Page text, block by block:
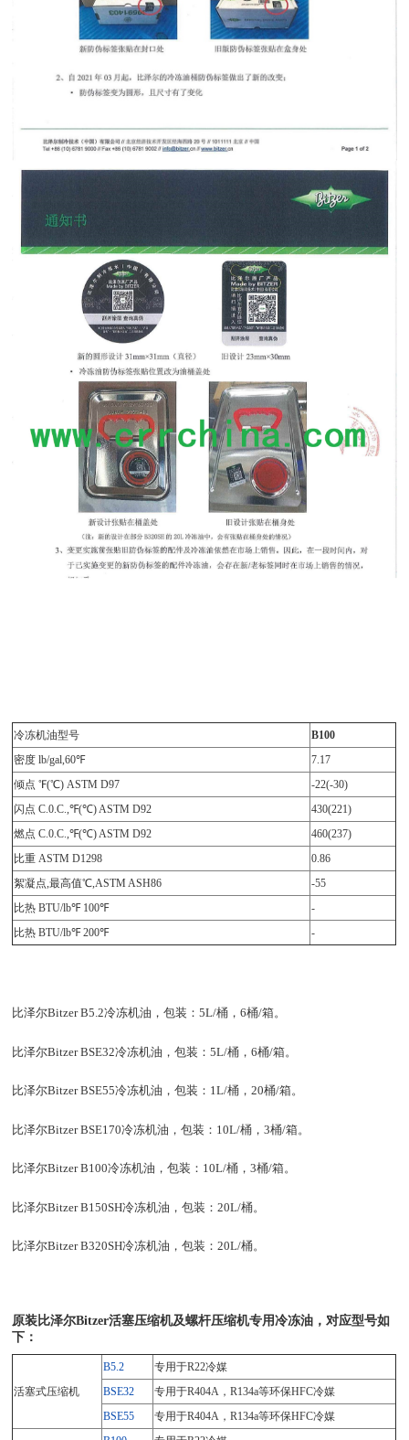
冷冻机油型号
B100
密度 lb/gal,60℉
7.17
倾点 ℉(℃) ASTM D97
-22(-30)
闪点 C.0.C.,℉(℃) ASTM D92
430(221)
燃点 C.0.C.,℉(℃) ASTM D92
460(237)
比重 ASTM D1298
0.86
絮凝点,最高值℃,ASTM ASH86
-55
比热 BTU/lb℉ 100℉
-
比热 BTU/lb℉ 200℉
-
比泽尔Bitzer B5.2冷冻机油，包装：5L/桶，6桶/箱。
比泽尔Bitzer BSE32冷冻机油，包装：5L/桶，6桶/箱。
比泽尔Bitzer BSE55冷冻机油，包装：1L/桶，20桶/箱。
比泽尔Bitzer BSE170冷冻机油，包装：10L/桶，3桶/箱。
比泽尔Bitzer B100冷冻机油，包装：10L/桶，3桶/箱。
比泽尔Bitzer B150SH冷冻机油，包装：20L/桶。
比泽尔Bitzer B320SH冷冻机油，包装：20L/桶。
原装比泽尔Bitzer活塞压缩机及螺杆压缩机专用冷冻油，对应型号如
下：
活塞式压缩机
B5.2
专用于R22冷媒
BSE32
专用于R404A，R134a等环保HFC冷媒
BSE55
专用于R404A，R134a等环保HFC冷媒